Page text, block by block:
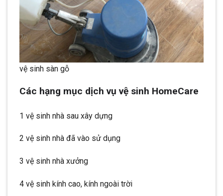
vệ sinh sàn gỗ
Các hạng mục dịch vụ vệ sinh HomeCare
1 vệ sinh nhà sau xây dựng
2 vệ sinh nhà đã vào sử dụng
3 vệ sinh nhà xưởng
4 vệ sinh kính cao, kính ngoài trời